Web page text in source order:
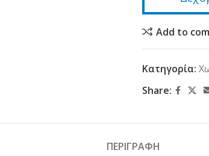
Add to
Κατηγορία:
Share:
ΠΕΡΙΓΡΑΦΗ